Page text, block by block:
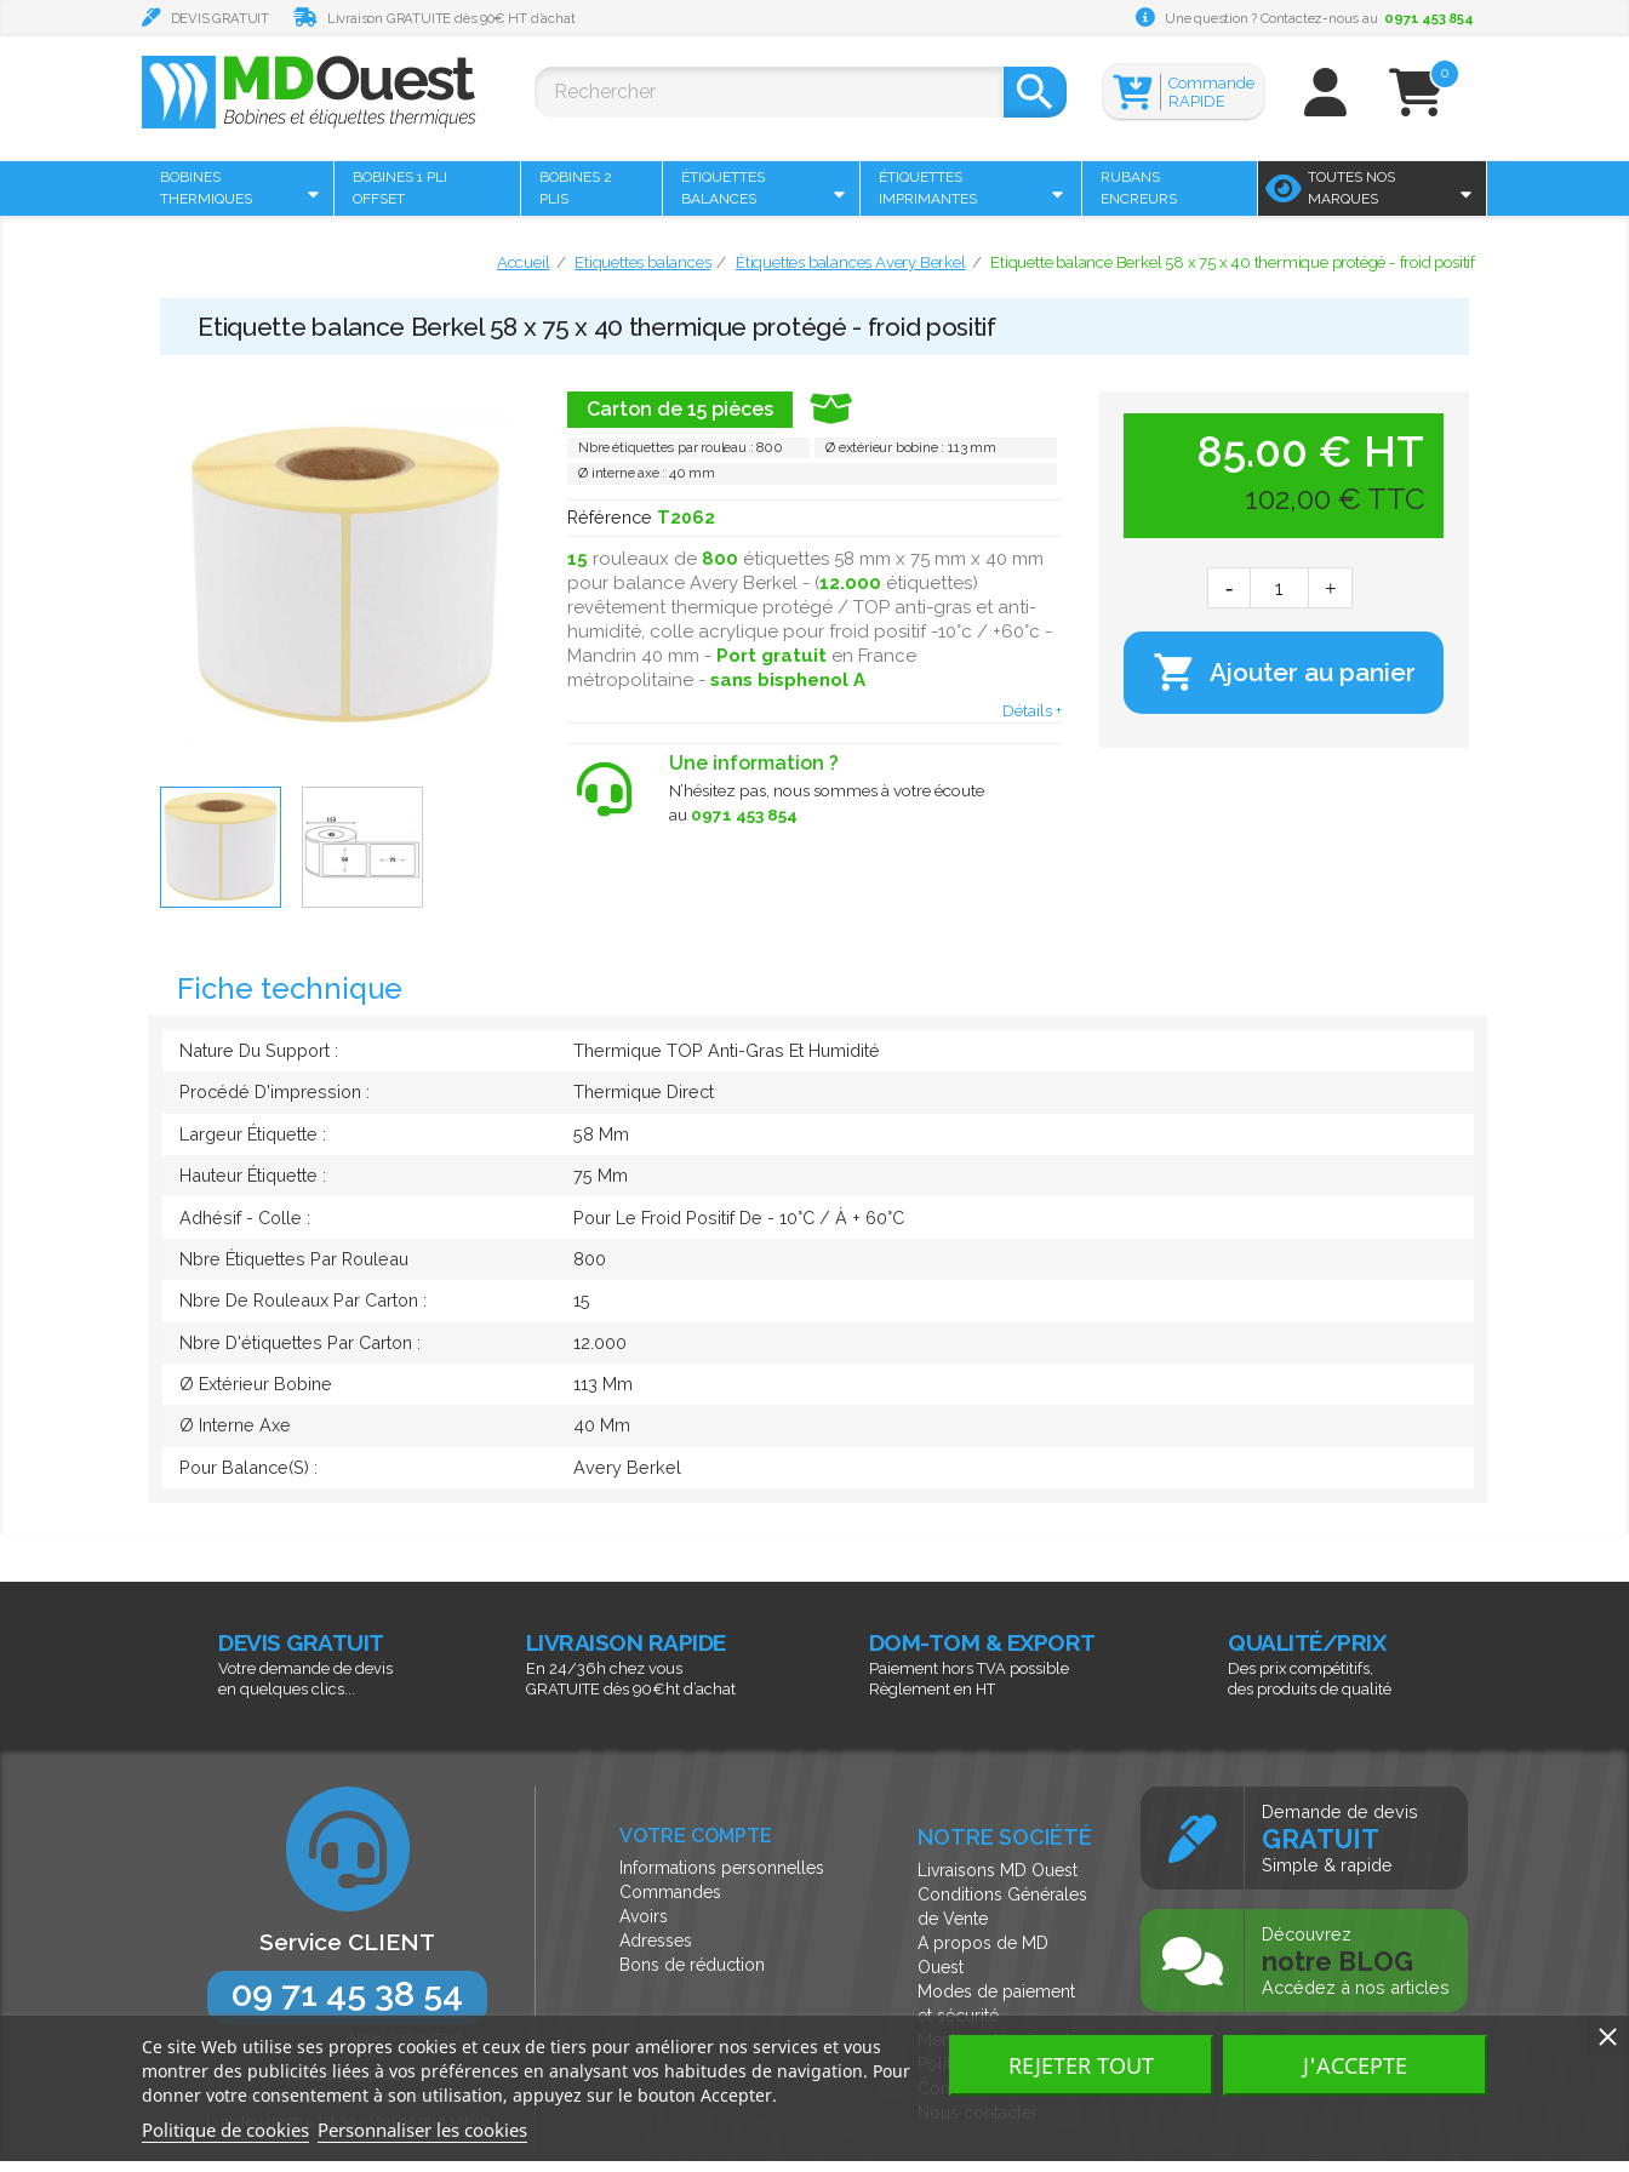
DEVIS GRATUIT Livraison GRATUITE dès 90€ HT d’achat Une question ? Contactez-nous au 0971 453 854
 0
Commande
RAPIDE
BOBINES
THERMIQUES
BOBINES 1 PLI
OFFSET
BOBINES 2
PLIS
ÉTIQUETTES
BALANCES
ÉTIQUETTES
IMPRIMANTES
RUBANS
ENCREURS
TOUTES NOS
MARQUES
Accueil Etiquettes balances Étiquettes balances Avery Berkel Etiquette balance Berkel 58 x 75 x 40 thermique protégé - froid positif
Etiquette balance Berkel 58 x 75 x 40 thermique protégé - froid positif
Carton de 15 pièces
Nbre étiquettes par rouleau : 800
Ø extérieur bobine : 113 mm
Ø interne axe : 40 mm
Référence T2062
15 rouleaux de 800 étiquettes 58 mm x 75 mm x 40 mm
pour balance Avery Berkel - (12.000 étiquettes)
revêtement thermique protégé / TOP anti-gras et anti-
humidité, colle acrylique pour froid positif -10°c / +60°c -
Mandrin 40 mm - Port gratuit en France
métropolitaine - sans bisphenol A
Détails +
Une information ?
N’hésitez pas, nous sommes à votre écoute
au 0971 453 854
85.00 € HT
102,00 € TTC
 Ajouter au panier
Fiche technique
Nature Du Support : Thermique TOP Anti-Gras Et Humidité
Procédé D'impression : Thermique Direct
Largeur Étiquette : 58 Mm
Hauteur Étiquette : 75 Mm
Adhésif - Colle : Pour Le Froid Positif De - 10°c / À + 60°c
Nbre Étiquettes Par Rouleau 800
Nbre De Rouleaux Par Carton : 15
Nbre D'étiquettes Par Carton : 12.000
Ø Extérieur Bobine 113 Mm
Ø Interne Axe 40 Mm
Pour Balance(s) : Avery Berkel
DEVIS GRATUIT
Votre demande de devis
en quelques clics...
LIVRAISON RAPIDE
En 24/36h chez vous
GRATUITE dès 90€ht d’achat
DOM-TOM & EXPORT
Paiement hors TVA possible
Règlement en HT
QUALITÉ/PRIX
Des prix compétitifs,
des produits de qualité
NOTRE SOCIÉTÉ
Livraisons MD Ouest
Conditions Générales
de Vente
A propos de MD
Ouest
Modes de paiement
et sécurité
Mentions légales et
Politique de
Confidentialité
VOTRE COMPTE
Informations personnelles
Commandes
Avoirs
Adresses
Bons de réduction
Service CLIENT
09 71 45 38 54
N’hésitez pas !
Nos experts sont à votre écoute
Lun-Jeu de 9h à 17h30 - Ven de 9h à 16h30
Demande de devis
GRATUIT
Simple & rapide
Découvrez
notre BLOG
Accédez à nos articles
Ce site Web utilise ses propres cookies et ceux de tiers pour améliorer nos services et vous
montrer des publicités liées à vos préférences en analysant vos habitudes de navigation. Pour
donner votre consentement à son utilisation, appuyez sur le bouton Accepter.
Politique de cookies Personnaliser les cookies
REJETER TOUT J'ACCEPTE